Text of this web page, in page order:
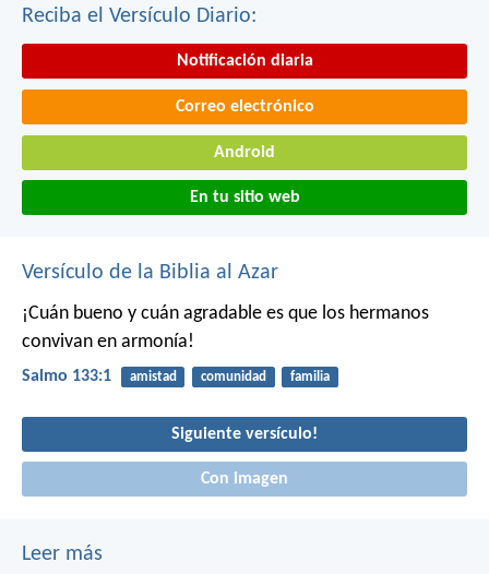
Reciba el Versículo Diario:
Notificación diaria
Correo electrónico
Android
En tu sitio web
Versículo de la Biblia al Azar
¡Cuán bueno y cuán agradable es que los hermanos
convivan en armonía!
Salmo 133:1 amistad comunidad familia
Siguiente versículo!
Con imagen
Leer más